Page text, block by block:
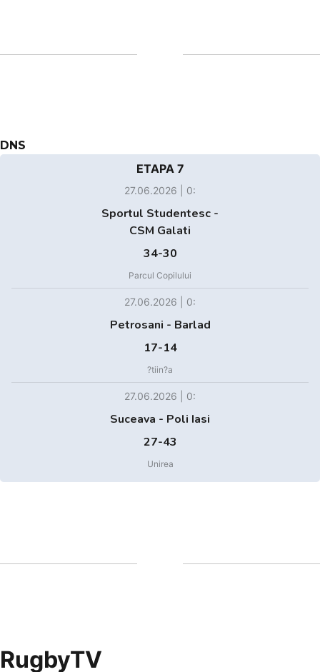
DNS
ETAPA 7
27.06.2026 | 0:
Sportul Studentesc -
CSM Galati
34-30
Parcul Copilului
27.06.2026 | 0:
Petrosani - Barlad
17-14
?tiin?a
27.06.2026 | 0:
Suceava - Poli Iasi
27-43
Unirea
RugbyTV